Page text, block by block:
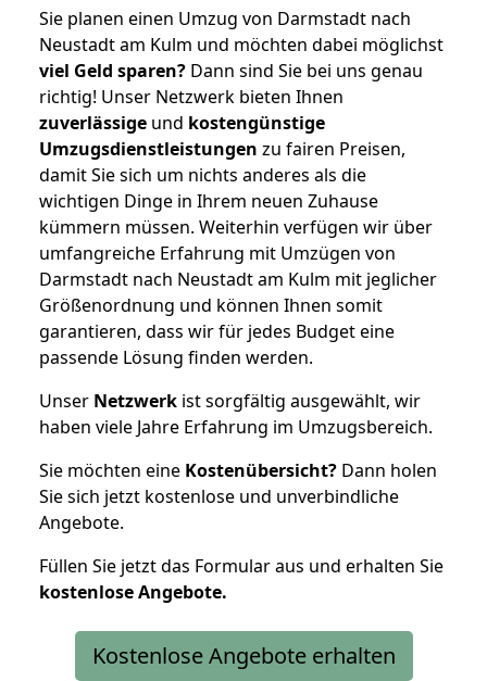
Sie planen einen Umzug von Darmstadt nach
Neustadt am Kulm und möchten dabei möglichst
viel Geld sparen? Dann sind Sie bei uns genau
richtig! Unser Netzwerk bieten Ihnen
zuverlässige und kostengünstige
Umzugsdienstleistungen zu fairen Preisen,
damit Sie sich um nichts anderes als die
wichtigen Dinge in Ihrem neuen Zuhause
kümmern müssen. Weiterhin verfügen wir über
umfangreiche Erfahrung mit Umzügen von
Darmstadt nach Neustadt am Kulm mit jeglicher
Größenordnung und können Ihnen somit
garantieren, dass wir für jedes Budget eine
passende Lösung finden werden.
Unser Netzwerk ist sorgfältig ausgewählt, wir
haben viele Jahre Erfahrung im Umzugsbereich.
Sie möchten eine Kostenübersicht? Dann holen
Sie sich jetzt kostenlose und unverbindliche
Angebote.
Füllen Sie jetzt das Formular aus und erhalten Sie
kostenloseAngebote.
Kostenlose Angebote erhalten